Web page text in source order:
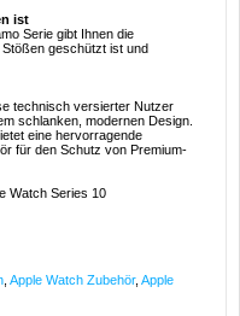
ist
Serie gibt Ihnen die
geschützt ist und
technisch versierter Nutzer
schlanken, modernen Design.
eine hervorragende
für den Schutz von Premium-
Watch Series 10
Apple Watch Zubehör, Apple